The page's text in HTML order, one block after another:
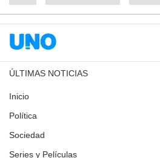
ÚLTIMAS NOTICIAS
Inicio
Política
Sociedad
Series y Películas